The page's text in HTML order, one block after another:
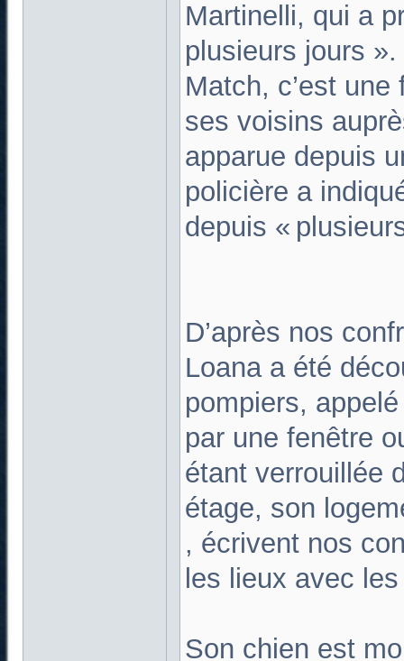
Martinelli, qui a
plusieurs jours
Match, c’est
ses voisins
apparue depuis
policière a
depuis «
D’après nos
Loana a été
pompiers,
par une fenêtre
étant verrouillée
étage, son
, écrivent nos
les lieux avec
Son chien est